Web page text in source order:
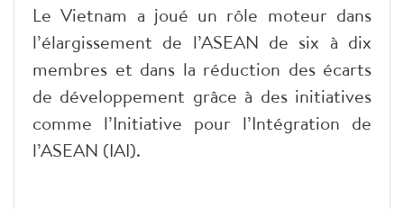
Le Vietnam a joué un rôle moteur dans
l’élargissement de l’ASEAN de six à dix
membres et dans la réduction des écarts
de développement grâce à des initiatives
comme l’Initiative pour l’Intégration de
l’ASEAN (IAI).